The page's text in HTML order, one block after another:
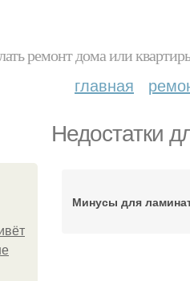
ремонт дома или
главная
Недостатки
Минусы для